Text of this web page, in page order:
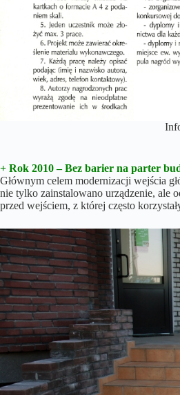
+ Rok 2010 – Bez barier na parter
Głównym celem modernizacji wejścia
nie tylko zainstalowano urządzenie, ale
przed wejściem, z której często